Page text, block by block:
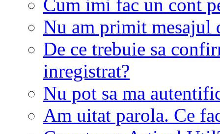
Cum imi fac un cont
Nu am primit mesajul
De ce trebuie sa
inregistrat?
Nu pot sa ma
Am uitat parola. Ce